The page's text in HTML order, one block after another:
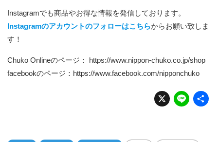
Instagramでも商品やお得な情報を発信しております。
Instagramのアカウントのフォローはこちらからお願い致しま
す！
Chuko Onlineのページ： https://www.nippon-chuko.co.jp/shop
facebookのページ： https://www.facebook.com/nipponchuko
X Li
n